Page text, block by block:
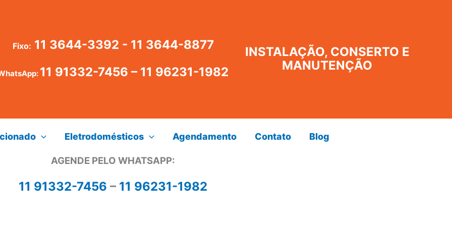
Fixo: 11 3644-3392 - 11 3644-8877
11 91332-7456 – 11 96231-1982
INSTALAÇÃO, CONSERTO E
MANUTENÇÃO
Eletrodomésticos Agendamento Contato Blog
AGENDE PELO WHATSAPP:
11 91332-7456 – 11 96231-1982